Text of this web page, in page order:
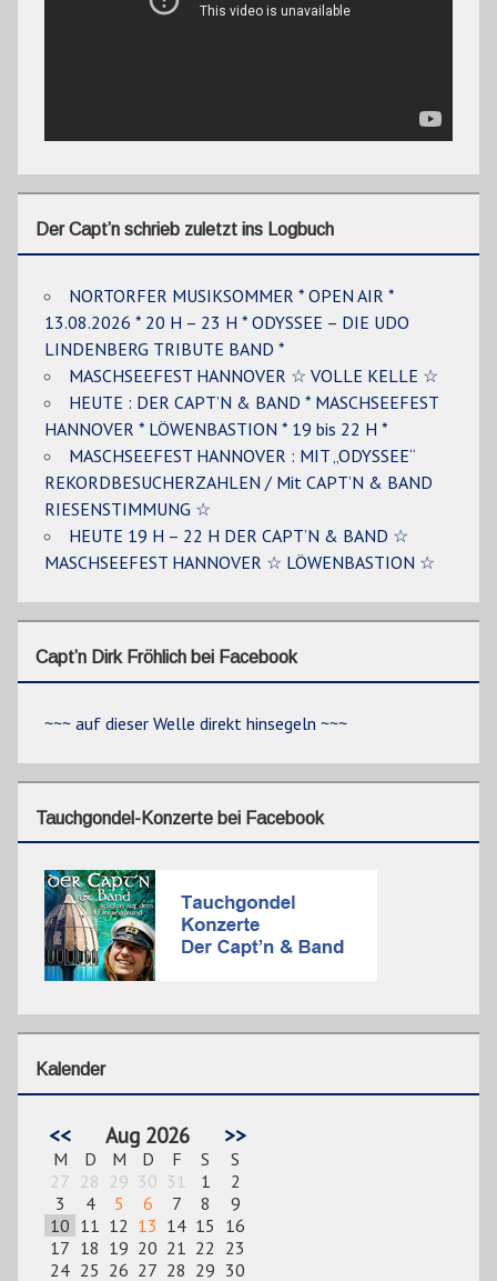
Der Capt’n schrieb zuletzt ins Logbuch
NORTORFER MUSIKSOMMER * OPEN AIR *
13.08.2026 * 20 H – 23 H * ODYSSEE – DIE UDO
LINDENBERG TRIBUTE BAND *
MASCHSEEFEST HANNOVER ☆ VOLLE KELLE ☆
HEUTE : DER CAPT’N & BAND * MASCHSEEFEST
HANNOVER * LÖWENBASTION * 19 bis 22 H *
MASCHSEEFEST HANNOVER : MIT „ODYSSEE“
REKORDBESUCHERZAHLEN / Mit CAPT’N & BAND
RIESENSTIMMUNG ☆
HEUTE 19 H – 22 H DER CAPT’N & BAND ☆
MASCHSEEFEST HANNOVER ☆ LÖWENBASTION ☆
Capt’n Dirk Fröhlich bei Facebook
~~~ auf dieser Welle direkt hinsegeln ~~~
Tauchgondel-Konzerte bei Facebook
Kalender
<< Aug 2026 >>
M D M D F S
S
27 28 29 30 31 1
2
3
4 5 6 7 8
9
10 11 12 13 14 15 16
17 18 19 20 21 22 23
24 25 26 27 28 29 30